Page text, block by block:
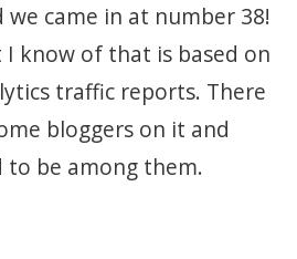
came in at number 38!
I know of that is based on
traffic reports. There
bloggers on it and
to be among them.